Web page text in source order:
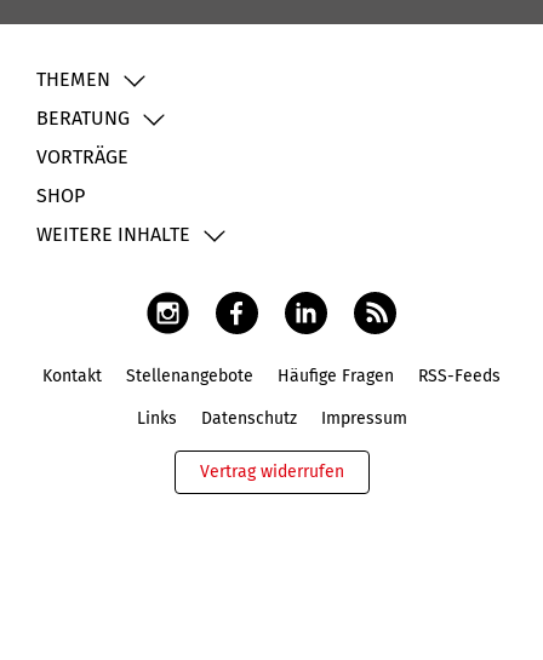
THEMEN
BERATUNG
VORTRÄGE
SHOP
WEITERE INHALTE
Kontakt Stellenangebote Häufige Fragen RSS-Feeds
Links Datenschutz Impressum
Vertrag widerrufen